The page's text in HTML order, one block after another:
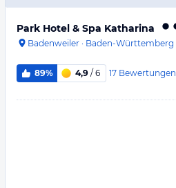
Park Hotel & Spa Katharina
Badenweiler · Baden-Württemberg
89% 4,9 / 6 17 Bewertungen